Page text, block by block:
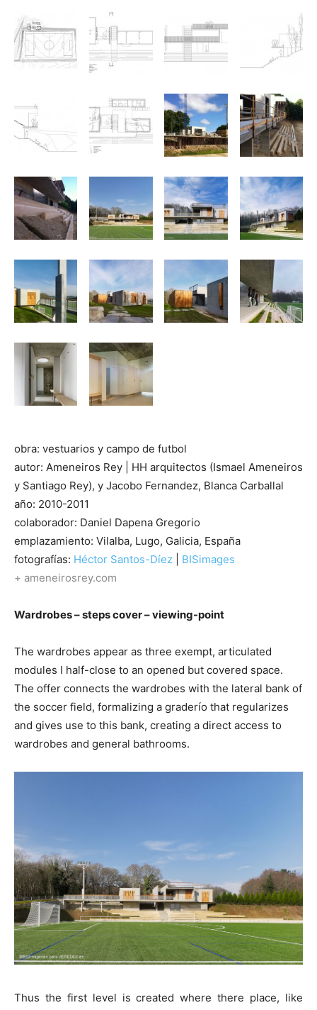
obra: vestuarios y campo de futbol
autor: Ameneiros Rey | HH arquitectos (Ismael Ameneiros
y Santiago Rey), y Jacobo Fernandez, Blanca Carballal
año: 2010-2011
colaborador: Daniel Dapena Gregorio
emplazamiento: Vilalba, Lugo, Galicia, España
fotografías: Héctor Santos-Díez
BISimages
+ ameneirosrey.com
Wardrobes – steps cover – viewing-point
The wardrobes appear as three exempt, articulated
modules I half-close to an opened but covered space.
The offer connects the wardrobes with the lateral bank of
the soccer field, formalizing a graderío that regularizes
and gives use to this bank, creating a direct access to
wardrobes and general bathrooms.
Thus the first level is created where there place, like